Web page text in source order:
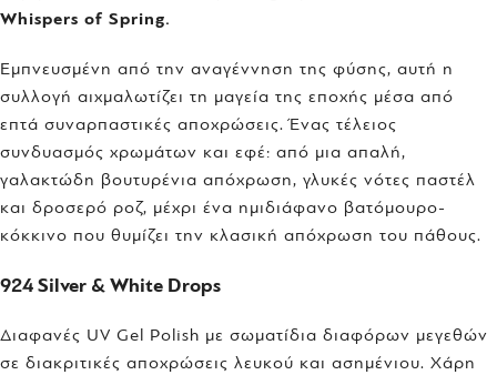
Whispers of Spring.
Εμπνευσμένη από την αναγέννηση της φύσης, αυτή η
συλλογή αιχμαλωτίζει τη μαγεία της εποχής μέσα από
επτά συναρπαστικές αποχρώσεις. Ένας τέλειος
συνδυασμός χρωμάτων και εφέ: από μια απαλή,
γαλακτώδη βουτυρένια απόχρωση, γλυκές νότες παστέλ
και δροσερό ροζ, μέχρι ένα ημιδιάφανο βατόμουρο-
κόκκινο που θυμίζει την κλασική απόχρωση του πάθους.
924 Silver & White Drops
Διαφανές UV Gel Polish με σωματίδια διαφόρων μεγεθών
σε διακριτικές αποχρώσεις λευκού και ασημένιου. Χάρη